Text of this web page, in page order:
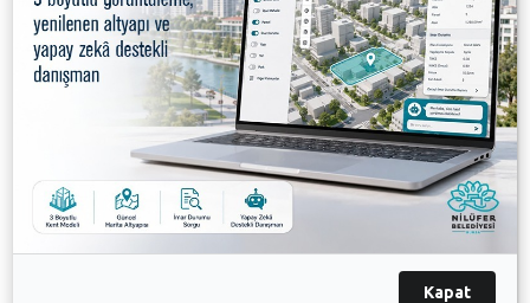
Meraklanmanın, hayal kurmanın ve iyi bir dinleyici
olmanın yazarlığın en güzel yanlarından birkaçı
olduğuna dikkat çeken Polat Özlüoğlu, “Ben, bu
üçünü kendimde barındırmaya çalışıyorum. Çocukların
ve kadınların ağzından hikayeler anlatmayı, onların
yaşadıklarını aktarmayı seviyorum. Çocukluk güzel
zamanlardı. Çocuklukta kaybettiğimiz en önemli
şeylerden biri hayal kurmaktı. Yazarken bunun
farkında vardım. Yazarken çocukluğumu, kurduğum
Kapat